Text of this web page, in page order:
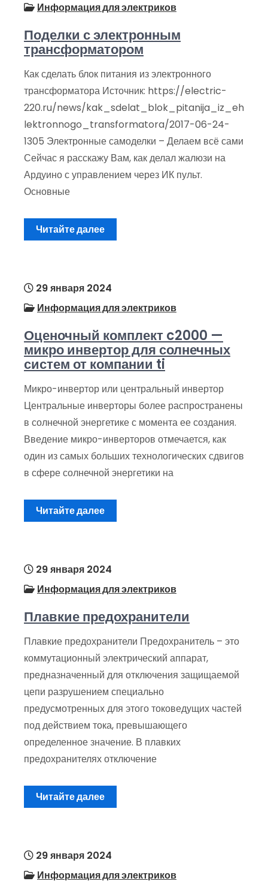
Информация для электриков
Поделки с электронным
трансформатором
Как сделать блок питания из электронного
трансформатора Источник: https://electric-
220.ru/news/kak_sdelat_blok_pitanija_iz_eh
lektronnogo_transformatora/2017-06-24-
1305 Электронные самоделки – Делаем всё сами
Сейчас я расскажу Вам, как делал жалюзи на
Ардуино с управлением через ИК пульт.
Основные
Читайте далее
29 января 2024
Информация для электриков
Оценочный комплект c2000 —
микро инвертор для солнечных
систем от компании ti
Микро-инвертор или центральный инвертор
Центральные инверторы более распространены
в солнечной энергетике с момента ее создания.
Введение микро-инверторов отмечается, как
один из самых больших технологических сдвигов
в сфере солнечной энергетики на
Читайте далее
29 января 2024
Информация для электриков
Плавкие предохранители
Плавкие предохранители Предохранитель – это
коммутационный электрический аппарат,
предназначенный для отключения защищаемой
цепи разрушением специально
предусмотренных для этого токоведущих частей
под дей­ствием тока, превышающего
определенное значение. В плавких
предохранителях отключение
Читайте далее
29 января 2024
Информация для электриков